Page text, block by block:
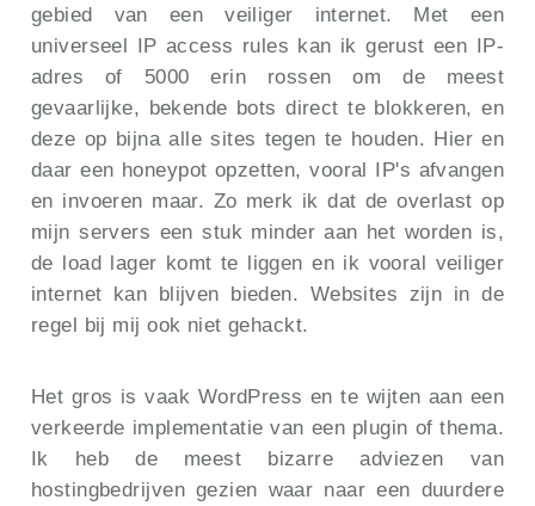
gebied van een veiliger internet. Met een
universeel IP access rules kan ik gerust een IP-
adres of 5000 erin rossen om de meest
gevaarlijke, bekende bots direct te blokkeren, en
deze op bijna alle sites tegen te houden. Hier en
daar een honeypot opzetten, vooral IP's afvangen
en invoeren maar. Zo merk ik dat de overlast op
mijn servers een stuk minder aan het worden is,
de load lager komt te liggen en ik vooral veiliger
internet kan blijven bieden. Websites zijn in de
regel bij mij ook niet gehackt.
Het gros is vaak WordPress en te wijten aan een
verkeerde implementatie van een plugin of thema.
Ik heb de meest bizarre adviezen van
hostingbedrijven gezien waar naar een duurdere